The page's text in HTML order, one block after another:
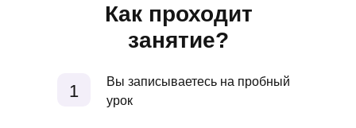
Как проходит
занятие?
Вы записываетесь на пробный
урок
1